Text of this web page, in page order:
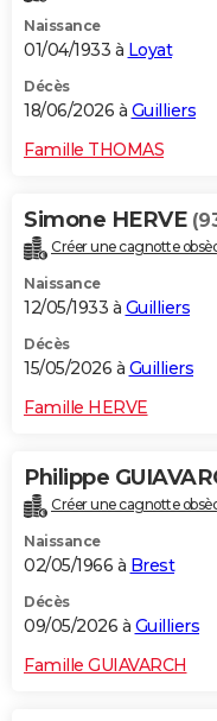
Naissance
01/04/1933 à Loyat
Décès
18/06/2026 à Guilliers
Famille THOMAS
Simone HERVE
Créer une cagnotte
Naissance
12/05/1933 à Guilliers
Décès
15/05/2026 à Guilliers
Famille HERVE
Philippe
Créer une cagnotte
Naissance
02/05/1966 à Brest
Décès
09/05/2026 à Guilliers
Famille GUIAVARCH